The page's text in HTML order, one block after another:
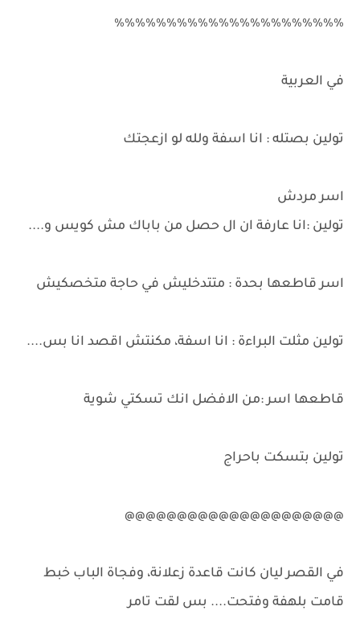
٪٪٪٪٪٪٪٪٪٪٪٪٪٪٪٪٪٪٪٪٪٪
في العربية
تولين بصتله : انا اسفة ولله لو ازعجتك
اسر مردش
تولين :انا عارفة ان ال حصل من باباك مش كويس و....
اسر قاطعها بحدة : متتدخليش في حاجة متخصكيش
تولين مثلت البراءة : انا اسفة، مكنتش اقصد انا بس....
قاطعها اسر :من الافضل انك تسكتي شوية
تولين بتسكت باحراج
@@@@@@@@@@@@@@@@@@@@@
في القصر ليان كانت قاعدة زعلانة، وفجاة الباب خبط
قامت بلهفة وفتحت.... بس لقت تامر